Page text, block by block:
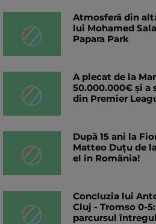
Atmosferă din
lui Mohamed
Papara Park
A plecat de la
50.000.000€ și a
din Premier
După 15 ani la
Matteo Duțu de
el în România!
Concluzia lui
Cluj - Tromso 0-
parcursul